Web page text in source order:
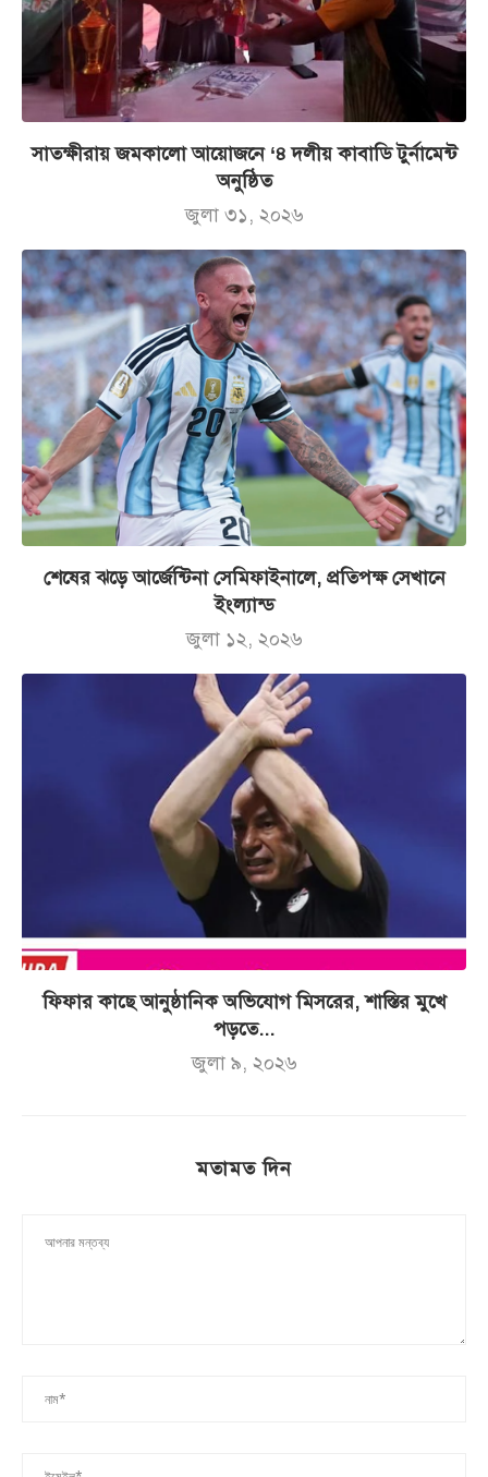
সাতক্ষীরায় জমকালো আয়োজনে ‘৪ দলীয় কাবাডি টুর্নামেন্ট
অনুষ্ঠিত
জুলা ৩১, ২০২৬
শেষের ঝড়ে আর্জেন্টিনা সেমিফাইনালে, প্রতিপক্ষ সেখানে
ইংল্যান্ড
জুলা ১২, ২০২৬
ফিফার কাছে আনুষ্ঠানিক অভিযোগ মিসরের, শাস্তির মুখে
পড়তে...
জুলা ৯, ২০২৬
মতামত দিন